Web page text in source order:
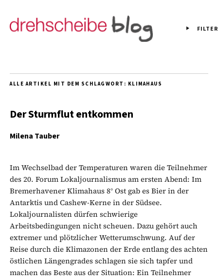
FILTER
ALLE ARTIKEL MIT DEM SCHLAGWORT: KLIMAHAUS
Der Sturmflut entkommen
Milena Tauber
Im Wechselbad der Temperaturen waren die Teilnehmer
des 20. Forum Lokaljournalismus am ersten Abend: Im
Bremerhavener Klimahaus 8° Ost gab es Bier in der
Antarktis und Cashew-Kerne in der Südsee.
Lokaljournalisten dürfen schwierige
Arbeitsbedingungen nicht scheuen. Dazu gehört auch
extremer und plötzlicher Wetterumschwung. Auf der
Reise durch die Klimazonen der Erde entlang des achten
östlichen Längengrades schlagen sie sich tapfer und
machen das Beste aus der Situation: Ein Teilnehmer